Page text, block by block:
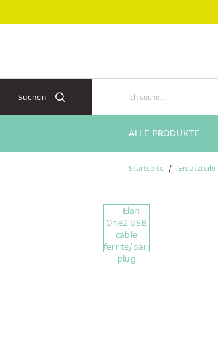
Suchen
ALLE PRODUKTE
Startseite Ersatzteile